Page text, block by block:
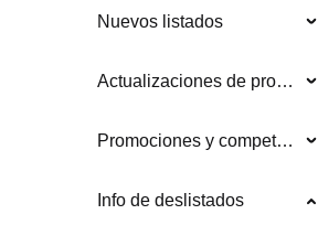
Nuevos listados
Actualizaciones de productos
Promociones y competencias de trading
Info de deslistados